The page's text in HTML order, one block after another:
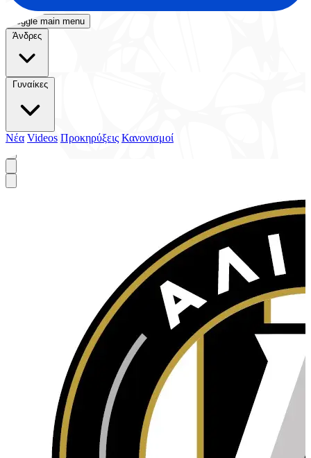
Toggle main menu
Άνδρες
Γυναίκες
Νέα Videos Προκηρύξεις Κανονισμοί